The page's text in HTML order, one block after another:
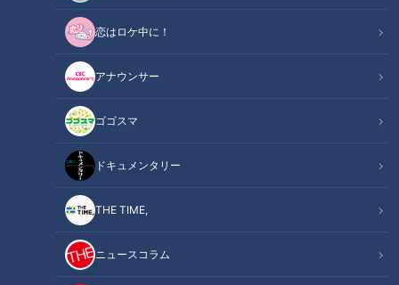
恋はロケ中に！
アナウンサー
ゴゴスマ
ドキュメンタリー
THE TIME,
ニュースコラム
【本編動画の概要】
2025年11月10日に「THE TIME,」代打司会を務めた若狭アナ
に聞いてみた！今回は若狭アナ・永岡アナ・小川アナの3人で
スタジオトークです！代打司会を務めた時の事、当日の事、現
場で改めて気づかされた事などなど、ガチなお仕事トークにな
っています！
わずか1分間のフリートーク、あのトークにはどんな思いや背
景があったのか？ぜひご覧ください！
■チャンネル登録＆高評価もよろしくお願いいたします！■
👑過去のTHE TIME,関連の動画はこちら👑